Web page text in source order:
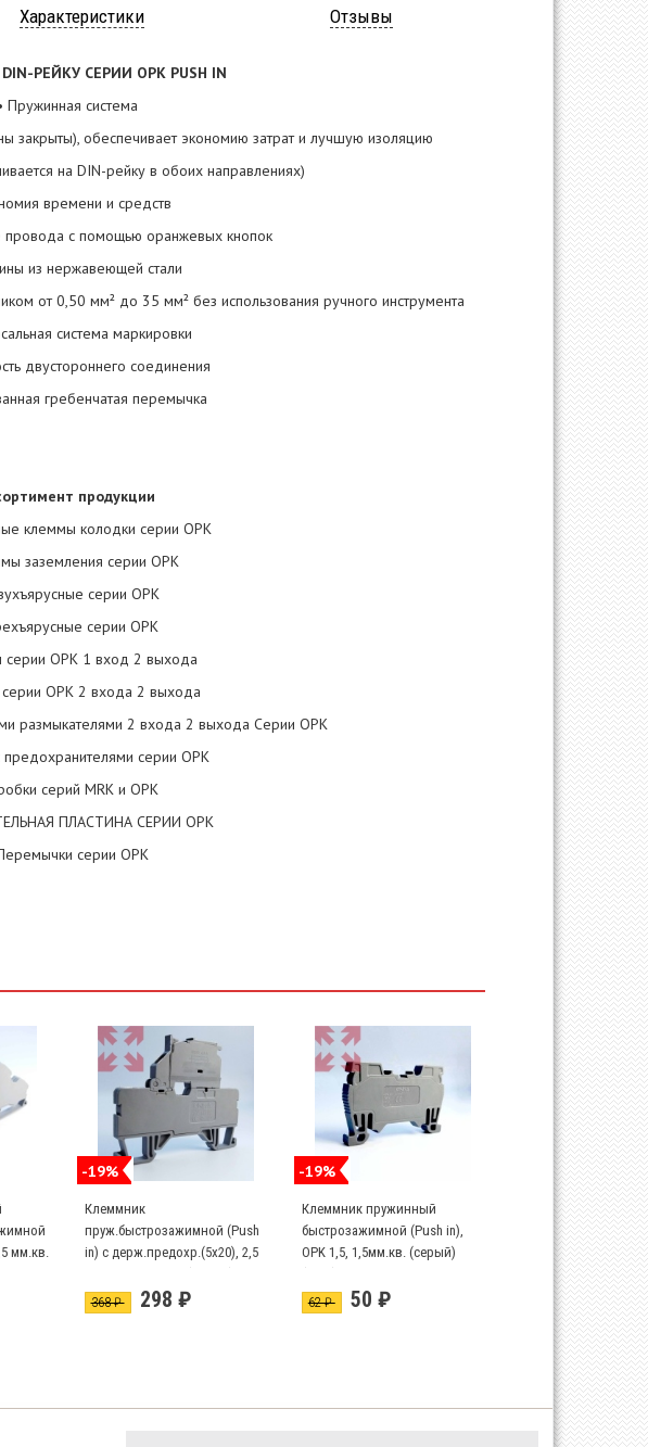
Характеристики Отзывы
РЕЙКУ СЕРИИ OPK PUSH IN
Пружинная система
закрыты), обеспечивает экономию затрат и лучшую изоляцию
на DIN-рейку в обоих направлениях)
времени и средств
провода с помощью оранжевых кнопок
из нержавеющей стали
от 0,50 мм² до 35 мм² без использования ручного инструмента
система маркировки
двустороннего соединения
гребенчатая перемычка
продукции
клеммы колодки серии ОРК
заземления серии ОРК
серии ОРК
серии ОРК
серии ОРК 1 вход 2 выхода
ОРК 2 входa 2 выхода
размыкателями 2 входа 2 выхода Серии ОРК
серии ОРК
серий MRK и ОРК
ПЛАСТИНА СЕРИИ ОРК
серии ОРК
мм.кв.
-19%
Клеммник
пруж.быстрозажимной (Push
in) с держ.предохр.(5х20), 2,5
(2482)
368 ₽ 298 ₽
-19%
Клеммник пружинный
быстрозажимной (Push in),
OPK 1,5, 1,5мм.кв. (серый)
62 ₽ 50 ₽